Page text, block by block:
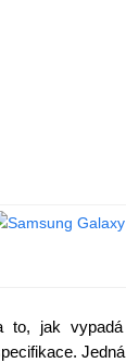
to, jak